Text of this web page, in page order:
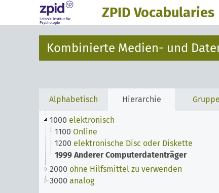
ZPID Vocabularies
Kombinierte Medien- und
Alphabetisch Hierarchie
1000 elektronisch
1100 Online
1200 elektronische Disc oder Diskette
1999 Anderer Computerdatenträger
2000 ohne Hilfsmittel zu verwenden
3000 analog